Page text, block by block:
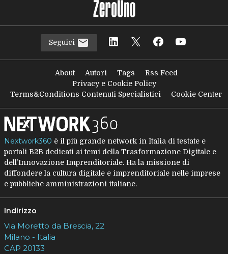
Seguici
About Autori Tags
Rss Feed
Privacy e Cookie Policy
Terms&Conditions Contenuti Specialistici
Cookie Center
Nextwork360 è il più grande network in Italia di testate e
portali B2B dedicati ai temi della Trasformazione Digitale e
dell’Innovazione Imprenditoriale. Ha la missione di
diffondere la cultura digitale e imprenditoriale nelle imprese
e pubbliche amministrazioni italiane.
Indirizzo
Via Moretto da Brescia, 22
Milano - Italia
CAP 20133